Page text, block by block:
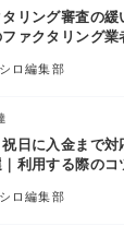
リング審査の
ァクタリング業
ロ編集部
日に入金まで
利用する際の
ロ編集部